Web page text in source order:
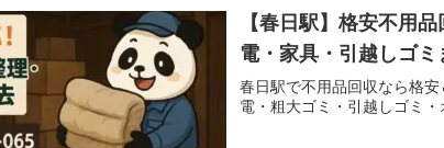
【春日駅】格安不用
電・家具・引越しゴミ
春日駅で不用品回収なら格
電・粗大ゴミ・引越しゴミ